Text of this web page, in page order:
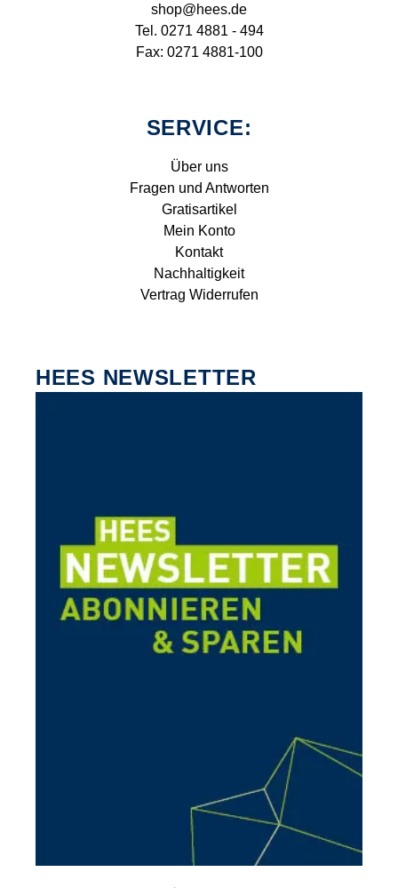
shop@hees.de
Tel. 0271 4881 - 494
Fax: 0271 4881-100
SERVICE:
Über uns
Fragen und Antworten
Gratisartikel
Mein Konto
Kontakt
Nachhaltigkeit
Vertrag Widerrufen
HEES NEWSLETTER